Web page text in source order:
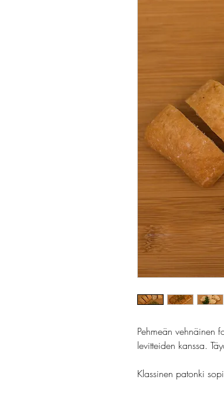
Pehmeän vehnäinen
levitteiden kanssa.
Klassinen patonki